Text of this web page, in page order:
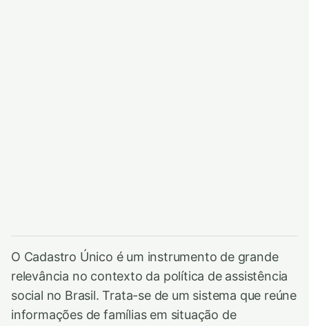
O Cadastro Único é um instrumento de grande
relevância no contexto da política de assistência
social no Brasil. Trata-se de um sistema que reúne
informações de famílias em situação de